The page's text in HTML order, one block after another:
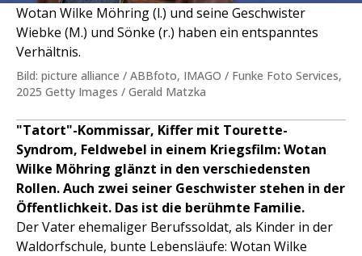
Wotan Wilke Möhring (l.) und seine Geschwister
Wiebke (M.) und Sönke (r.) haben ein entspanntes
Verhältnis.
Bild: picture alliance / ABBfoto, IMAGO / Funke Foto Services,
2025 Getty Images / Gerald Matzka
"Tatort"-Kommissar, Kiffer mit Tourette-
Syndrom, Feldwebel in einem Kriegsfilm: Wotan
Wilke Möhring glänzt in den verschiedensten
Rollen. Auch zwei seiner Geschwister stehen in der
Öffentlichkeit. Das ist die berühmte Familie.
Der Vater ehemaliger Berufssoldat, als Kinder in der
Waldorfschule, bunte Lebensläufe: Wotan Wilke